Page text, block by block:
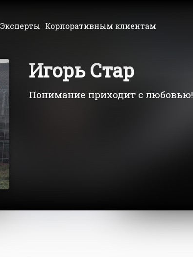
Эксперты Корпоративным клиентам
Игорь Стар
Понимание приходит с любовью!